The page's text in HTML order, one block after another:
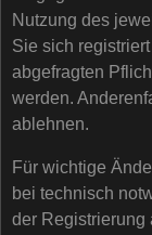
Nutzung des
Sie sich
abgefragten
werden.
ablehnen.
Für wichtige
bei technisch
der Registrierung